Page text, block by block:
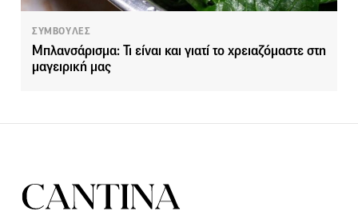
ΣΥΜΒΟΥΛΕΣ
Μπλανσάρισμα: Τι είναι και γιατί το χρειαζόμαστε στη
μαγειρική μας